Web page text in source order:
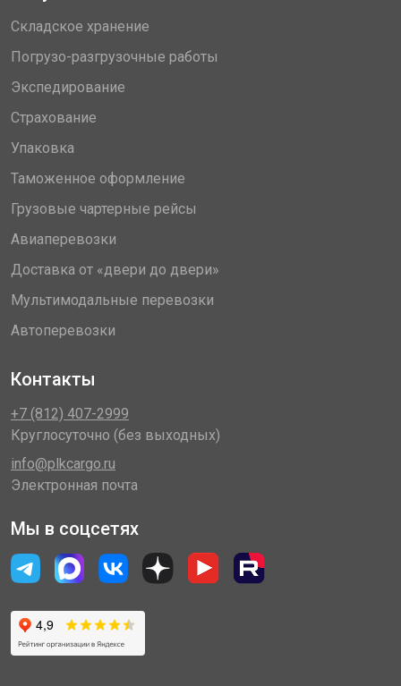
Складское хранение
Погрузо-разгрузочные работы
Экспедирование
Страхование
Упаковка
Таможенное оформление
Грузовые чартерные рейсы
Авиаперевозки
Доставка от «двери до двери»
Мультимодальные перевозки
Автоперевозки
Контакты
+7 (812) 407-2999
Круглосуточно (без выходных)
info@plkcargo.ru
Электронная почта
Мы в соцсетях